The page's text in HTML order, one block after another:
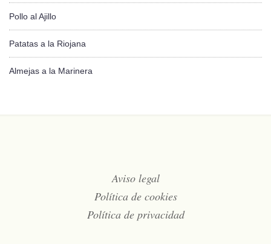
Pollo al Ajillo
Patatas a la Riojana
Almejas a la Marinera
Aviso legal
Política de cookies
Política de privacidad